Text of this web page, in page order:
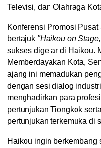
Televisi, dan Olahraga
Konferensi Promosi
bertajuk "Haikou on
sukses digelar di Haikou.
Memberdayakan Kota,
ajang ini memadukan
dengan sesi dialog
menghadirkan para
pertunjukan Tiongkok
pertunjukan terkemuka di
Haikou ingin berkembang